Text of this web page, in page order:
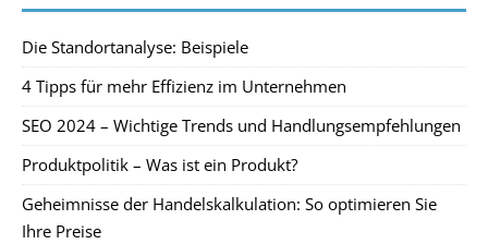
Die Standortanalyse: Beispiele
4 Tipps für mehr Effizienz im Unternehmen
SEO 2024 – Wichtige Trends und Handlungsempfehlungen
Produktpolitik – Was ist ein Produkt?
Geheimnisse der Handelskalkulation: So optimieren Sie
Ihre Preise